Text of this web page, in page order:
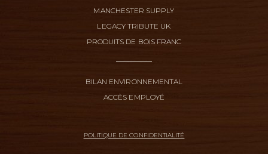
MANCHESTER SUPPLY
LEGACY TRIBUTE UK
PRODUITS DE BOIS FRANC
BILAN ENVIRONNEMENTAL
ACCÈS EMPLOYÉ
POLITIQUE DE CONFIDENTIALITÉ